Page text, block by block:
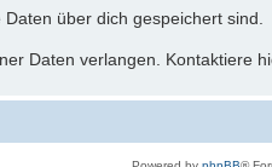
über dich gespeichert sind.
Daten verlangen. Kontaktiere